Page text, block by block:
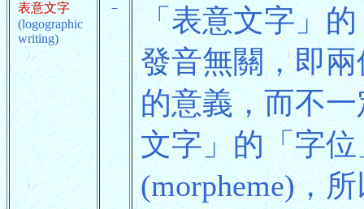
表意文字
(logographic
writing)
－
「表意文字」
發音無關，即
的意義，而不
文字」的「字
(morpheme)，